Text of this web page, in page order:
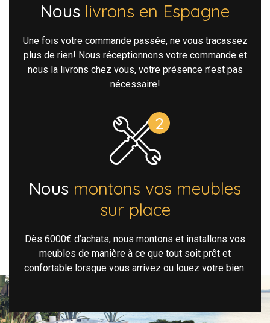
Nous livrons en Espagne
Une fois votre commande passée, ne vous tracassez
plus de rien! Nous réceptionnons votre commande et
nous la livrons chez vous, votre présence n’est pas
nécessaire!
Nous montons vos meubles
sur place
Dès 6000€ d’achats, nous montons et installons vos
meubles de manière à ce que tout soit prêt et
confortable lorsque vous arrivez ou louez votre bien.